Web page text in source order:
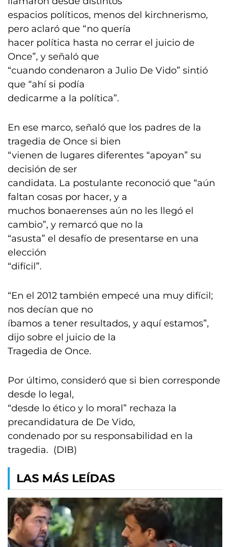
espacios políticos, menos del kirchnerismo,
pero aclaró que “no quería
hacer política hasta no cerrar el juicio de
Once”, y señaló que
“cuando condenaron a Julio De Vido” sintió
que “ahí si podía
dedicarme a la política”.
En ese marco, señaló que los padres de la
tragedia de Once si bien
“vienen de lugares diferentes “apoyan” su
decisión de ser
candidata. La postulante reconoció que “aún
faltan cosas por hacer, y a
muchos bonaerenses aún no les llegó el
cambio”, y remarcó que no la
“asusta” el desafío de presentarse en una
elección
“difícil”.
“En el 2012 también empecé una muy difícil;
nos decían que no
íbamos a tener resultados, y aquí estamos”,
dijo sobre el juicio de la
Tragedia de Once.
Por último, consideró que si bien corresponde
desde lo legal,
“desde lo ético y lo moral” rechaza la
precandidatura de De Vido,
condenado por su responsabilidad en la
tragedia. (DIB)
LAS MÁS LEÍDAS